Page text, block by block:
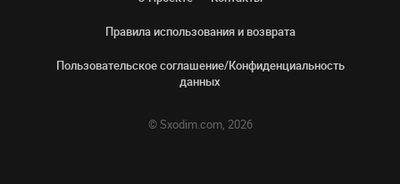
© Sxodim.com, 2026
Правила использования и возврата
Пользовательское соглашение/Конфиденциальность
данных